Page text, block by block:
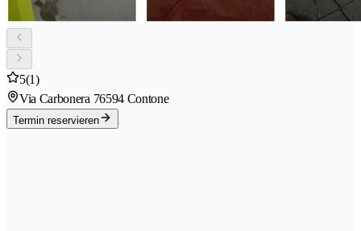
5(1)
Via Carbonera 76594 Contone
Termin reservieren